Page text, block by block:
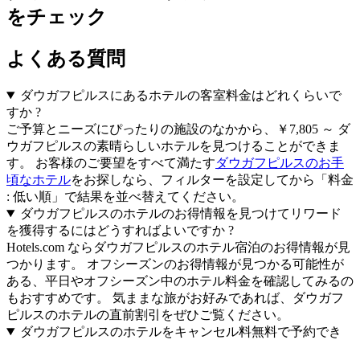
をチェック
よくある質問
ダウガフピルスにあるホテルの客室料金はどれくらいで
すか ?
ご予算とニーズにぴったりの施設のなかから、￥7,805 ～ ダ
ウガフピルスの素晴らしいホテルを見つけることができま
す。 お客様のご要望をすべて満たすダウガフピルスのお手
頃なホテルをお探しなら、フィルターを設定してから「料金
: 低い順」で結果を並べ替えてください。
ダウガフピルスのホテルのお得情報を見つけてリワード
を獲得するにはどうすればよいですか ?
Hotels.com ならダウガフピルスのホテル宿泊のお得情報が見
つかります。 オフシーズンのお得情報が見つかる可能性が
ある、平日やオフシーズン中のホテル料金を確認してみるの
もおすすめです。 気ままな旅がお好みであれば、ダウガフ
ピルスのホテルの直前割引をぜひご覧ください。
ダウガフピルスのホテルをキャンセル料無料で予約でき